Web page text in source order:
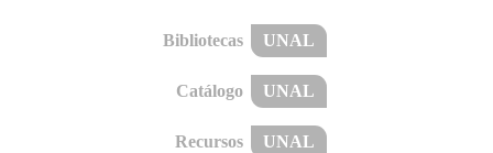
Bibliotecas UNAL
Catálogo UNAL
Recursos UNAL